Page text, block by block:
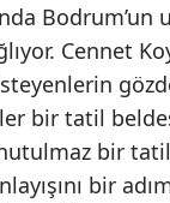
Bodrum’un
Cennet
bir tatil
bir
bir